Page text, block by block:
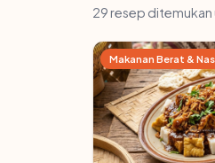
29 resep ditemukan
Makanan Berat &